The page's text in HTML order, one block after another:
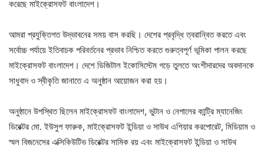
করেছে মাইক্রোসফট বাংলাদেশ।
আমরা প্রযুক্তিগত উদ্ভাবনের সময় বাস করছি। দেশের প্রবৃদ্ধি ত্বরান্বিত করতে এবং
সর্বোচ্চ পর্যায়ে ইতিবাচক পরিবর্তনের প্রভাব নিশ্চিত করতে গুরুত্বপূর্ণ ভূমিকা পালন করছে
মাইক্রোসফট বাংলাদেশ। দেশে ডিজিটাল ইকোসিস্টেম গড়ে তুলতে অংশীদারদের অবদানকে
সাধুবাদ ও স্বীকৃতি জানাতে এ অনুষ্ঠান আয়োজন করা হয়।
অনুষ্ঠানে উপস্থিত ছিলেন মাইক্রোসফট বাংলাদেশ, ভুটান ও নেপালের কান্ট্রি ম্যানেজিং
ডিরেক্টর মো. ইউসুপ ফারুক, মাইক্রোসফট ইন্ডিয়া ও সাউথ এশিয়ার করপোরেট, মিডিয়াম ও
স্মল বিজনেসের এক্সিকিউটিভ ডিরেক্টর সামিক রয় এবং মাইক্রোসফট ইন্ডিয়া ও সাউথ